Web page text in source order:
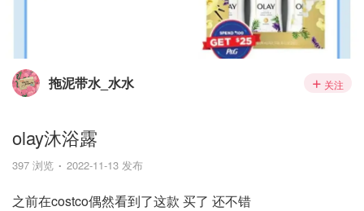
拖泥带水_水水 关注
olay沐浴露
397 浏览 2022-11-13 发布
之前在costco偶然看到了这款 买了 还不错